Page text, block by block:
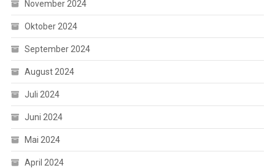
November 2024
Oktober 2024
September 2024
August 2024
Juli 2024
Juni 2024
Mai 2024
April 2024